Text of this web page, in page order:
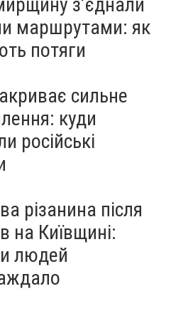
маршрутами: як
потяги
сильне
куди
російські
різанина після
на Київщині:
людей